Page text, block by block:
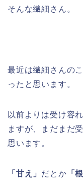
そんな繊細さん。
最近は繊細さんの
ったと思います。
以前よりは受け容
ますが、まだまだ
思います。
「甘え」 だとか 「